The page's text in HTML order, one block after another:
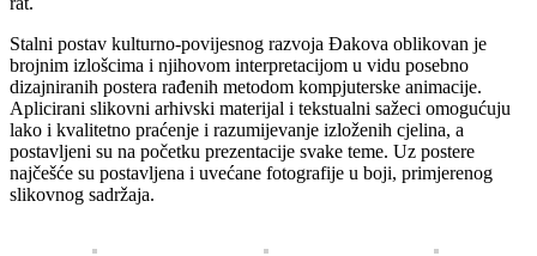
Stalni postav kulturno-povijesnog razvoja Đakova oblikovan je
brojnim izlošcima i njihovom interpretacijom u vidu posebno
dizajniranih postera rađenih metodom kompjuterske animacije.
Aplicirani slikovni arhivski materijal i tekstualni sažeci omogućuju
lako i kvalitetno praćenje i razumijevanje izloženih cjelina, a
postavljeni su na početku prezentacije svake teme. Uz postere
najčešće su postavljena i uvećane fotografije u boji, primjerenog
slikovnog sadržaja.